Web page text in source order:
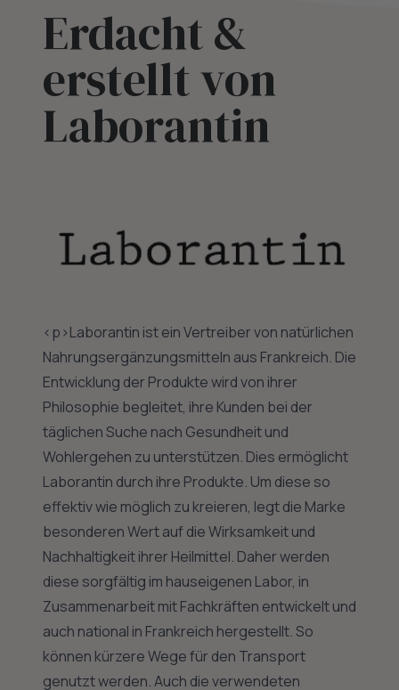
Erdacht &
erstellt von
Laborantin
<p>Laborantin ist ein Vertreiber von natürlichen
Nahrungsergänzungsmitteln aus Frankreich. Die
Entwicklung der Produkte wird von ihrer
Philosophie begleitet, ihre Kunden bei der
täglichen Suche nach Gesundheit und
Wohlergehen zu unterstützen. Dies ermöglicht
Laborantin durch ihre Produkte. Um diese so
effektiv wie möglich zu kreieren, legt die Marke
besonderen Wert auf die Wirksamkeit und
Nachhaltigkeit ihrer Heilmittel. Daher werden
diese sorgfältig im hauseigenen Labor, in
Zusammenarbeit mit Fachkräften entwickelt und
auch national in Frankreich hergestellt. So
können kürzere Wege für den Transport
genutzt werden. Auch die verwendeten